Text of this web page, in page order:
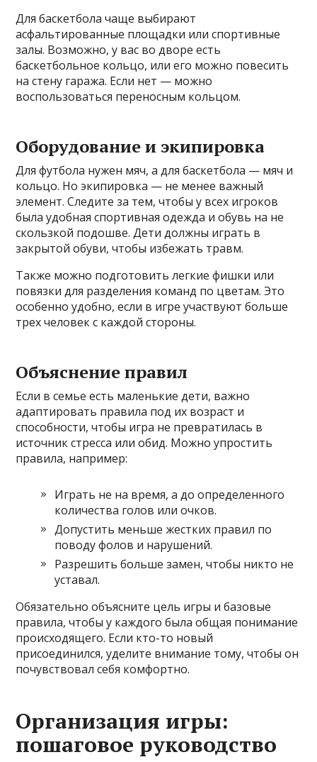
Для баскетбола чаще выбирают
асфальтированные площадки или спортивные
залы. Возможно, у вас во дворе есть
баскетбольное кольцо, или его можно повесить
на стену гаража. Если нет — можно
воспользоваться переносным кольцом.
Оборудование и экипировка
Для футбола нужен мяч, а для баскетбола — мяч и
кольцо. Но экипировка — не менее важный
элемент. Следите за тем, чтобы у всех игроков
была удобная спортивная одежда и обувь на не
скользкой подошве. Дети должны играть в
закрытой обуви, чтобы избежать травм.
Также можно подготовить легкие фишки или
повязки для разделения команд по цветам. Это
особенно удобно, если в игре участвуют больше
трех человек с каждой стороны.
Объяснение правил
Если в семье есть маленькие дети, важно
адаптировать правила под их возраст и
способности, чтобы игра не превратилась в
источник стресса или обид. Можно упростить
правила, например:
Играть не на время, а до определенного
количества голов или очков.
Допустить меньше жестких правил по
поводу фолов и нарушений.
Разрешить больше замен, чтобы никто не
уставал.
Обязательно объясните цель игры и базовые
правила, чтобы у каждого была общая понимание
происходящего. Если кто-то новый
присоединился, уделите внимание тому, чтобы он
почувствовал себя комфортно.
Организация игры:
пошаговое руководство